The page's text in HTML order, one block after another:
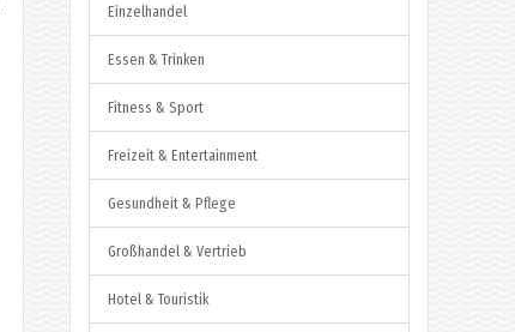
Einzelhandel
Essen & Trinken
Fitness & Sport
Freizeit & Entertainment
Gesundheit & Pflege
Großhandel & Vertrieb
Hotel & Touristik